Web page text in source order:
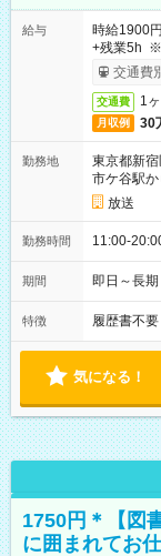
給与
時給1900
+残業5h ※
取りサー
交通費
交通費 1
月収例 30
勤務地
東京都新宿
市ケ谷駅
放送
勤務時間 11:00-
期間 即日～長
特徴 履歴書不要
気になる！
1750円＊【図
に囲まれてお